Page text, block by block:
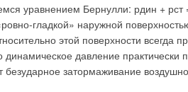
уравнением Бернулли: рдин +
гладкой» наружной
этой поверхности
динамическое давление практически
безударное затормаживание
подключение
теплообменник кондиционер; 2